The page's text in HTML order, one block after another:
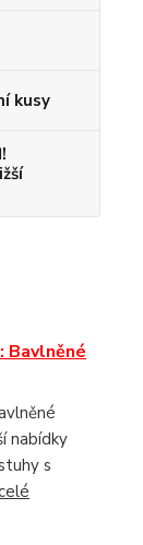
kusy
Bavlněné
nabídky
s